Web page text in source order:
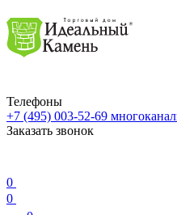
Телефоны
+7 (495) 003-52-69
Заказать звонок
0
0